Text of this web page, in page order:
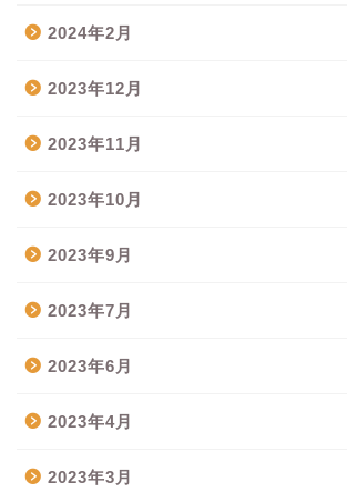
2024年2月
2023年12月
2023年11月
2023年10月
2023年9月
2023年7月
2023年6月
2023年4月
2023年3月